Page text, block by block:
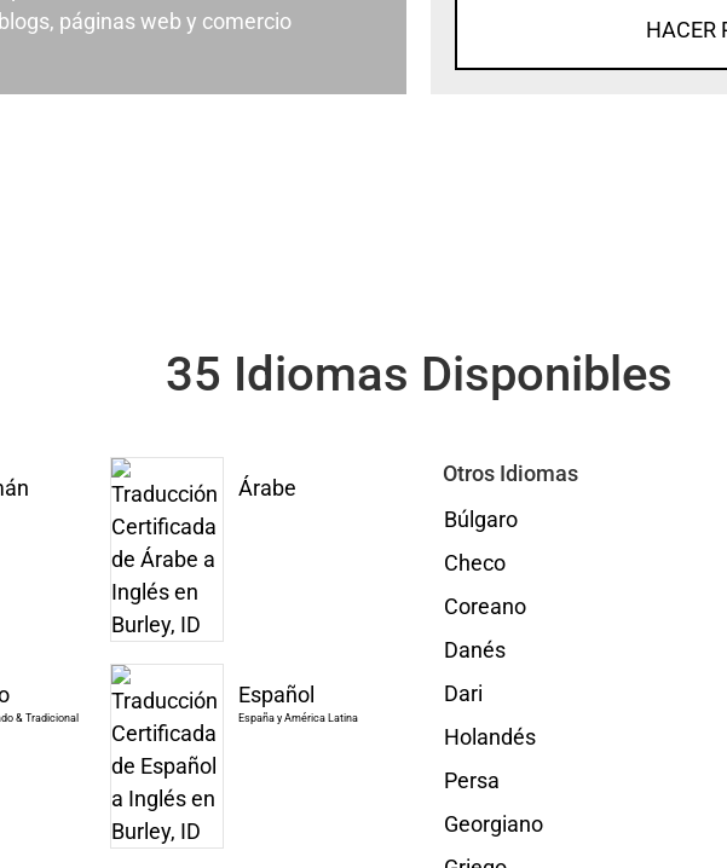
páginas web y comercio
HACER
35 Idiomas Disponibles
Árabe
& Tradicional
Español
España y América Latina
Otros Idiomas
Búlgaro
Checo
Coreano
Danés
Dari
Holandés
Persa
Georgiano